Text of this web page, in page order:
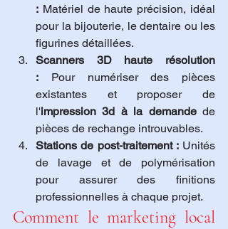
: Matériel de haute précision, idéal
pour la bijouterie, le dentaire ou les
figurines détaillées.
Scanners 3D haute résolution
: Pour numériser des pièces
existantes et proposer de
l'impression 3d à la demande de
pièces de rechange introuvables.
Stations de post-traitement : Unités
de lavage et de polymérisation
pour assurer des finitions
professionnelles à chaque projet.
Comment le marketing local